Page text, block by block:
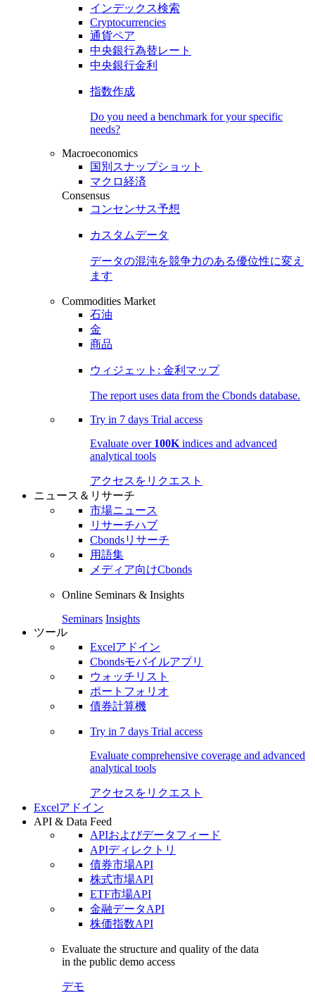
インデックス検索
Cryptocurrencies
通貨ペア
中央銀行為替レート
中央銀行金利
指数作成
Do you need a benchmark for your specific
needs?
Macroeconomics
国別スナップショット
マクロ経済
Consensus
コンセンサス予想
カスタムデータ
データの混沌を競争力のある優位性に変え
ます
Commodities Market
石油
金
商品
ウィジェット: 金利マップ
The report uses data from the Cbonds database.
Try in 7 days Trial access
Evaluate over 100K indices and advanced
analytical tools
アクセスをリクエスト
ニュース＆リサーチ
市場ニュース
リサーチハブ
Cbondsリサーチ
用語集
メディア向けCbonds
Online Seminars & Insights
Seminars Insights
ツール
Excelアドイン
Cbondsモバイルアプリ
ウォッチリスト
ポートフォリオ
債券計算機
Try in 7 days Trial access
Evaluate comprehensive coverage and advanced
analytical tools
アクセスをリクエスト
Excelアドイン
API & Data Feed
APIおよびデータフィード
APIディレクトリ
債券市場API
株式市場API
ETF市場API
金融データAPI
株価指数API
Evaluate the structure and quality of the data
in the public demo access
デモ